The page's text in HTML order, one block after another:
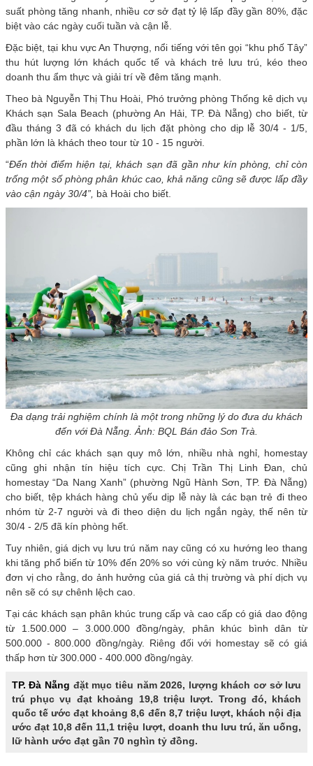
suất phòng tăng nhanh, nhiều cơ sở đạt tỷ lệ lấp đầy gần 80%, đặc
biệt vào các ngày cuối tuần và cận lễ.
Đặc biệt, tại khu vực An Thượng, nổi tiếng với tên gọi “khu phố Tây”
thu hút lượng lớn khách quốc tế và khách trẻ lưu trú, kéo theo
doanh thu ẩm thực và giải trí về đêm tăng mạnh.
Theo bà Nguyễn Thị Thu Hoài, Phó trưởng phòng Thống kê dịch vụ
Khách sạn Sala Beach (phường An Hải, TP. Đà Nẵng) cho biết, từ
đầu tháng 3 đã có khách du lịch đặt phòng cho dịp lễ 30/4 - 1/5,
phần lớn là khách theo tour từ 10 - 15 người.
“Đến thời điểm hiện tại, khách sạn đã gần như kín phòng, chỉ còn
trống một số phòng phân khúc cao, khả năng cũng sẽ được lấp đầy
vào cận ngày 30/4”, bà Hoài cho biết.
Đa dạng trải nghiệm chính là một trong những lý do đưa du khách
đến với Đà Nẵng. Ảnh: BQL Bán đảo Sơn Trà.
Không chỉ các khách sạn quy mô lớn, nhiều nhà nghỉ, homestay
cũng ghi nhận tín hiệu tích cực. Chị Trần Thị Linh Đan, chủ
homestay “Da Nang Xanh” (phường Ngũ Hành Sơn, TP. Đà Nẵng)
cho biết, tệp khách hàng chủ yếu dịp lễ này là các bạn trẻ đi theo
nhóm từ 2-7 người và đi theo diện du lịch ngắn ngày, thế nên từ
30/4 - 2/5 đã kín phòng hết.
Tuy nhiên, giá dịch vụ lưu trú năm nay cũng có xu hướng leo thang
khi tăng phổ biến từ 10% đến 20% so với cùng kỳ năm trước. Nhiều
đơn vị cho rằng, do ảnh hưởng của giá cả thị trường và phí dịch vụ
nên sẽ có sự chênh lệch cao.
Tại các khách sạn phân khúc trung cấp và cao cấp có giá dao động
từ 1.500.000 – 3.000.000 đồng/ngày, phân khúc bình dân từ
500.000 - 800.000 đồng/ngày. Riêng đối với homestay sẽ có giá
thấp hơn từ 300.000 - 400.000 đồng/ngày.
TP. Đà Nẵng đặt mục tiêu năm 2026, lượng khách cơ sở lưu
trú phục vụ đạt khoảng 19,8 triệu lượt. Trong đó, khách
quốc tế ước đạt khoảng 8,6 đến 8,7 triệu lượt, khách nội địa
ước đạt 10,8 đến 11,1 triệu lượt, doanh thu lưu trú, ăn uống,
lữ hành ước đạt gần 70 nghìn tỷ đồng.